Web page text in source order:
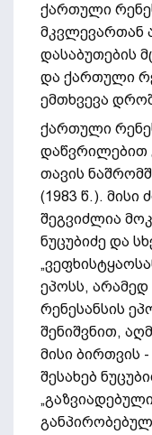
ქართული
მკვლევართან
დასაბუთების
და ქართული
ემთხვევა
ქართული
დაწვრილებით
თავის
(1983 წ.). მისი
შეგვიძლია
ნუცუბიძე და
ეპოსს,
რენესანსის
შენიშვნით,
მისი ბირთვის
შესახებ